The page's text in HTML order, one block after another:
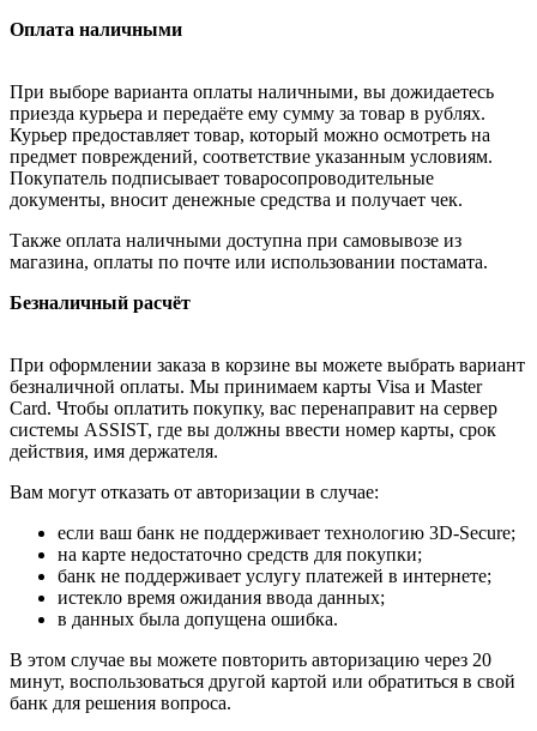
Оплата наличными
При выборе варианта оплаты наличными, вы дожидаетесь
приезда курьера и передаёте ему сумму за товар в рублях.
Курьер предоставляет товар, который можно осмотреть на
предмет повреждений, соответствие указанным условиям.
Покупатель подписывает товаросопроводительные
документы, вносит денежные средства и получает чек.
Также оплата наличными доступна при самовывозе из
магазина, оплаты по почте или использовании постамата.
Безналичный расчёт
При оформлении заказа в корзине вы можете выбрать вариант
безналичной оплаты. Мы принимаем карты Visa и Master
Card. Чтобы оплатить покупку, вас перенаправит на сервер
системы ASSIST, где вы должны ввести номер карты, срок
действия, имя держателя.
Вам могут отказать от авторизации в случае:
если ваш банк не поддерживает технологию 3D-Secure;
на карте недостаточно средств для покупки;
банк не поддерживает услугу платежей в интернете;
истекло время ожидания ввода данных;
в данных была допущена ошибка.
В этом случае вы можете повторить авторизацию через 20
минут, воспользоваться другой картой или обратиться в свой
банк для решения вопроса.